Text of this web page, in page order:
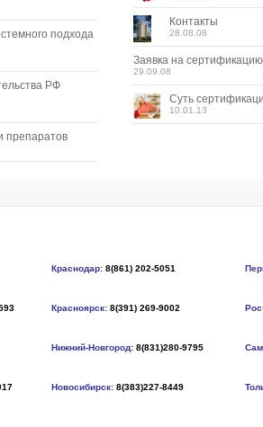
подхода
РФ
препаратов
Контакты
28.08.08
Заявка на сертификацию
29.09.08
Суть
10.01.13
Краснодар: 8(861) 202-5051
Красноярск: 8(391) 269-9002
Нижний-Новгород: 8(831)280-9795
Новосибирск: 8(383)227-8449